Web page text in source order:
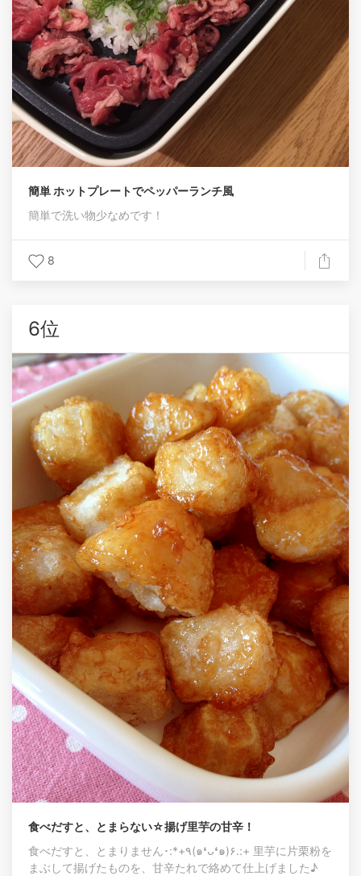
簡単 ホットプレートでペッパーランチ風
簡単で洗い物少なめです！
8
6位
食べだすと、とまらない☆揚げ里芋の甘辛！
食べだすと、とまりません･:*+٩(๑❛ᴗ❛๑)۶.:+ 里芋に片栗粉を
まぶして揚げたものを、甘辛たれで絡めて仕上げました♪